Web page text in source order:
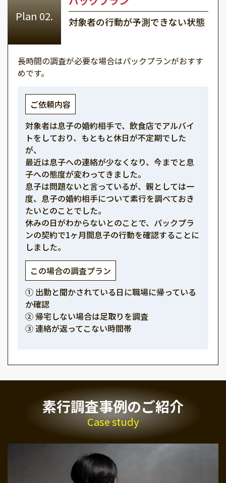
対象者の行動が予測できない状態
長時間の調査が必要な場合はパックプランがおすす
めです。
ご依頼内容
対象者は息子の婚約相手で、飲食店でアルバイ
トをしており、もともと休日が不定期でした
が、
最近は息子への連絡が少なくなり、今までと息
子への態度が変わってきました。
息子は問題ないと言っているが、親としては一
度、息子の婚約相手について素行を調べておき
たいとのことでした。
休みの日がわからないとのことで、パックプラ
ンの契約で1ヶ月間息子の行動を確認することに
しました。
この場合の調査プラン
① 出勤と聞かされている日に職場に帰っている
か確認
② 帰宅しない場合は足取りを調査
③ 連絡が返ってこない時間帯
素行調査事例のご紹介
Case study